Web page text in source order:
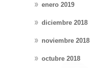
enero 2019
diciembre 2018
noviembre 2018
octubre 2018